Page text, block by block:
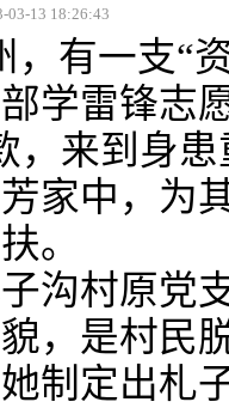
03-13 18:26:43
有一支“
学雷锋志
，来到身
家中，为
。
村原党支
，是村民
制定出札